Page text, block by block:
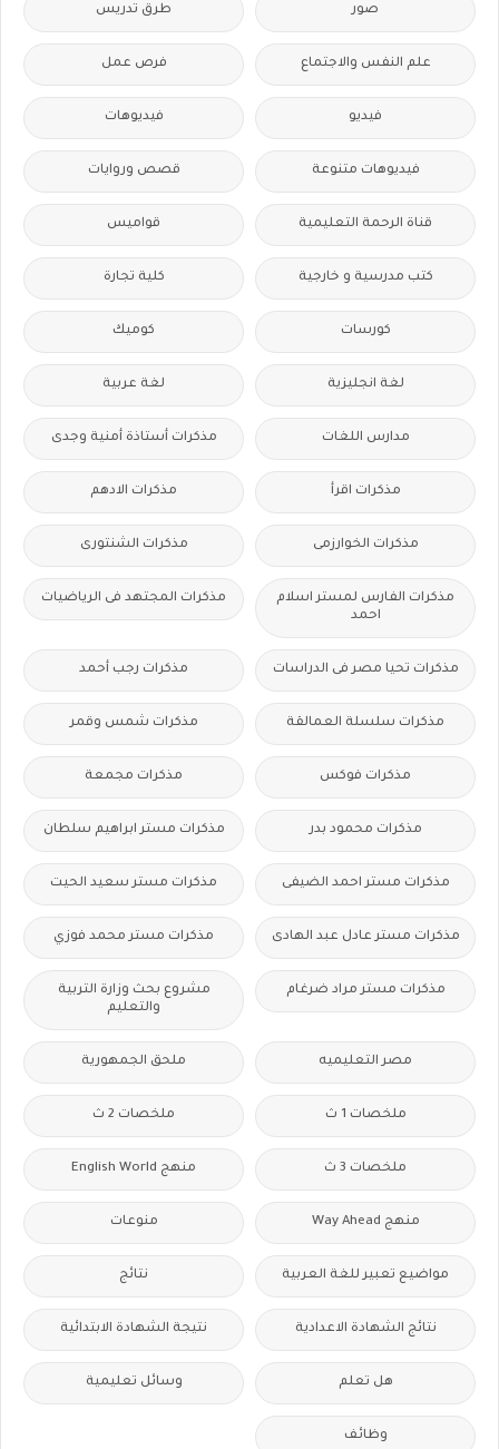
صور طرق تدريس
علم النفس والاجتماع فرص عمل
فيديو فيديوهات
فيديوهات متنوعة قصص وروايات
قناة الرحمة التعليمية قواميس
كتب مدرسية و خارجية كلية تجارة
كورسات كوميك
لغة انجليزية لغة عربية
مدارس اللغات مذكرات أستاذة أمنية وجدى
مذكرات اقرأ مذكرات الادهم
مذكرات الخوارزمى مذكرات الشنتورى
مذكرات الفارس لمستر اسلام
احمد
مذكرات المجتهد فى الرياضيات
مذكرات تحيا مصر فى الدراسات مذكرات رجب أحمد
مذكرات سلسلة العمالقة مذكرات شمس وقمر
مذكرات فوكس مذكرات مجمعة
مذكرات محمود بدر مذكرات مستر ابراهيم سلطان
مذكرات مستر احمد الضيفى مذكرات مستر سعيد الحيت
مذكرات مستر عادل عبد الهادى مذكرات مستر محمد فوزي
مذكرات مستر مراد ضرغام
مشروع بحث وزارة التربية
والتعليم
مصر التعليميه ملحق الجمهورية
ملخصات 1 ث ملخصات 2 ث
ملخصات 3 ث منهج English World
منهج Way Ahead منوعات
مواضيع تعبير للغة العربية نتائج
نتائج الشهادة الاعدادية نتيجة الشهادة الابتدائية
هل تعلم وسائل تعليمية
وظائف